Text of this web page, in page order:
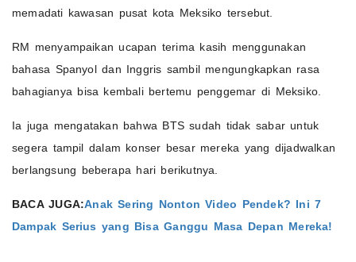
memadati kawasan pusat kota Meksiko tersebut.
RM menyampaikan ucapan terima kasih menggunakan
bahasa Spanyol dan Inggris sambil mengungkapkan rasa
bahagianya bisa kembali bertemu penggemar di Meksiko.
Ia juga mengatakan bahwa BTS sudah tidak sabar untuk
segera tampil dalam konser besar mereka yang dijadwalkan
berlangsung beberapa hari berikutnya.
BACA JUGA:Anak Sering Nonton Video Pendek? Ini 7
Dampak Serius yang Bisa Ganggu Masa Depan Mereka!